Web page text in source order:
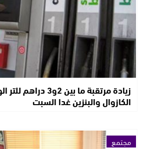
زيادة مرتقبة ما بين
الكازوال والبنزين غدا السبت
مجتمع